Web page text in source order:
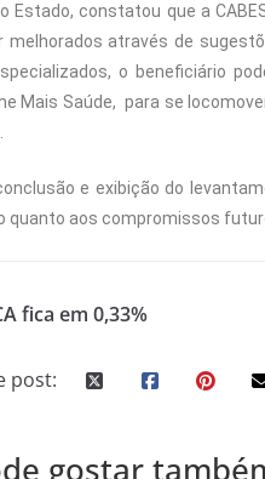
Estado, constatou que a
melhorados através de
o beneficiário
Mais Saúde, para se
e exibição do
quanto aos compromissos
fica em 0,33%
post:
gostar